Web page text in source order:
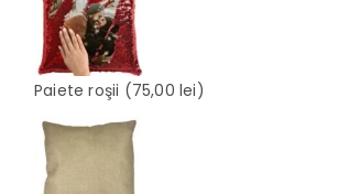
Paiete roşii (75,00 lei)